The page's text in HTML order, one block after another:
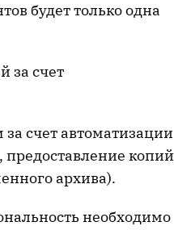
будет только одна
за счет
счет автоматизации
предоставление копий
архива).
необходимо